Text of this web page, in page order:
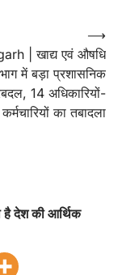
| खाद्य एवं औषधि
में बड़ा प्रशासनिक
14 अधिकारियों-
कर्मचारियों का तबादला
⟶
देश की आर्थिक